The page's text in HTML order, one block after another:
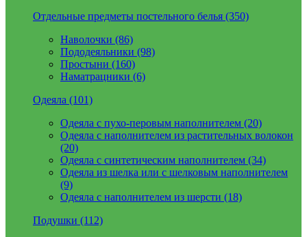
Отдельные предметы постельного белья (350)
Наволочки (86)
Пододеяльники (98)
Простыни (160)
Наматрацники (6)
Одеяла (101)
Одеяла с пухо-перовым наполнителем (20)
Одеяла с наполнителем из растительных волокон
(20)
Одеяла с синтетическим наполнителем (34)
Одеяла из шелка или с шелковым наполнителем
(9)
Одеяла с наполнителем из шерсти (18)
Подушки (112)